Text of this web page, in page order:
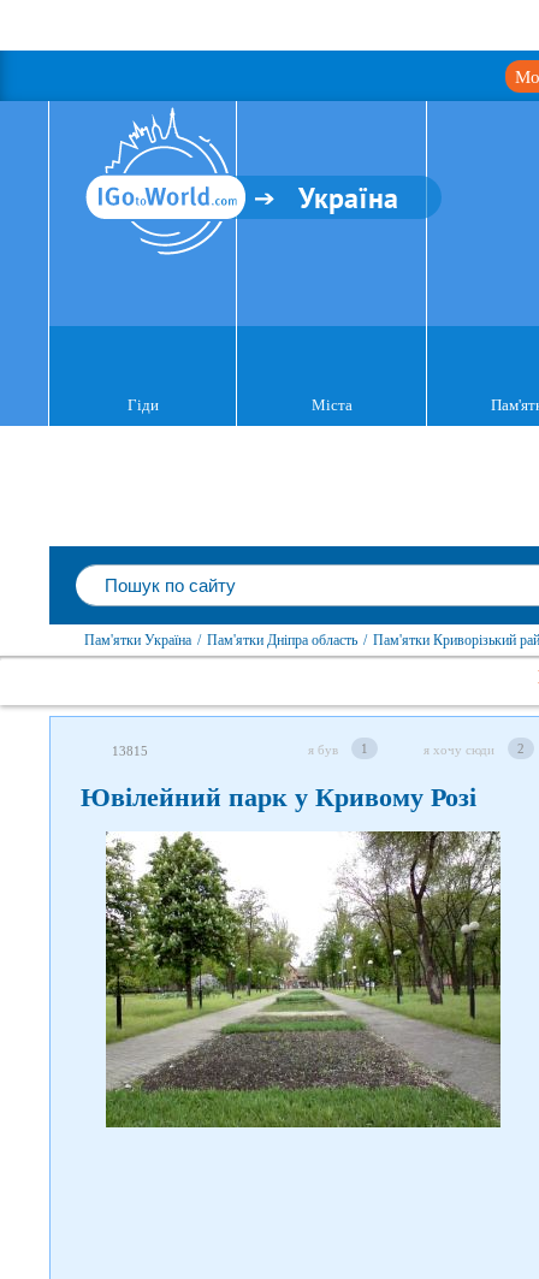
Україна
Гіди Міста
Пам'ятки Україна / Пам'ятки Дніпра область / Пам'ятки Криворізький
13815 я був 1 я хочу сюди 2
Ювілейний парк у Кривому Розі